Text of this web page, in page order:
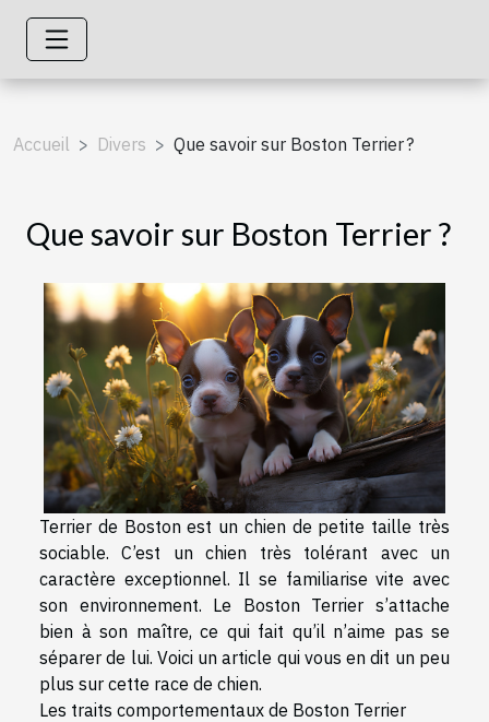
Accueil Divers Que savoir sur Boston Terrier ?
Que savoir sur Boston Terrier ?
Terrier de Boston est un chien de petite taille très
sociable. C’est un chien très tolérant avec un
caractère exceptionnel. Il se familiarise vite avec
son environnement. Le Boston Terrier s’attache
bien à son maître, ce qui fait qu’il n’aime pas se
séparer de lui. Voici un article qui vous en dit un peu
plus sur cette race de chien.
Les traits comportementaux de Boston Terrier